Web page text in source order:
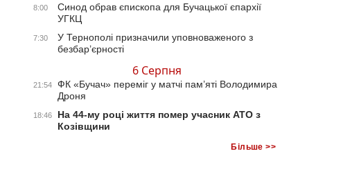
8:00
Синод обрав єпископа для Бучацької єпархії
УГКЦ
7:30
У Тернополі призначили уповноваженого з
безбар’єрності
6 Серпня
21:54
ФК «Бучач» переміг у матчі пам’яті Володимира
Дроня
18:46
На 44-му році життя помер учасник АТО з
Козівщини
Більше >>